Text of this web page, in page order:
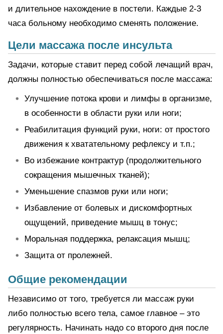
и длительное нахождение в постели. Каждые 2-3
часа больному необходимо сменять положение.
Цели массажа после инсульта
Задачи, которые ставит перед собой лечащий врач,
должны полностью обеспечиваться после массажа:
Улучшение потока крови и лимфы в организме,
в особенности в области руки или ноги;
Реабилитация функций руки, ноги: от простого
движения к хватательному рефлексу и т.п.;
Во избежание контрактур (продолжительного
сокращения мышечных тканей);
Уменьшение спазмов руки или ноги;
Избавление от болевых и дискомфортных
ощущений, приведение мышц в тонус;
Моральная поддержка, релаксация мышц;
Защита от пролежней.
Общие рекомендации
Независимо от того, требуется ли массаж руки
либо полностью всего тела, самое главное – это
регулярность. Начинать надо со второго дня после